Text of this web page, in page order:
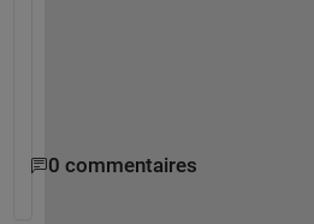
0 commentaires